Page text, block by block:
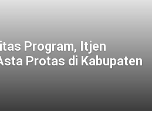
Program, Itjen
Protas di Kabupaten